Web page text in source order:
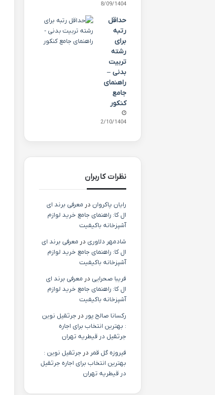
08/09/1404
حداقل
رتبه
برای
رشته
تربیت
بدنی –
راهنمای
جامع
کنکور
12/10/1404
نظرات کاربران
رایان پاکروان در معرفی برند ای
ال کا: راهنمای جامع خرید لوازم
آشپزخانه باکیفیت
شادمهر دلاوری در معرفی برند ای
ال کا: راهنمای جامع خرید لوازم
آشپزخانه باکیفیت
فریبا صحرایی در معرفی برند ای
ال کا: راهنمای جامع خرید لوازم
آشپزخانه باکیفیت
رکسانا صالح پور در جرثقیل نوین
: بهترین انتخاب برای اجاره
جرثقیل در قیطریه تهران
فیروزه گل قمر در جرثقیل نوین :
بهترین انتخاب برای اجاره جرثقیل
در قیطریه تهران